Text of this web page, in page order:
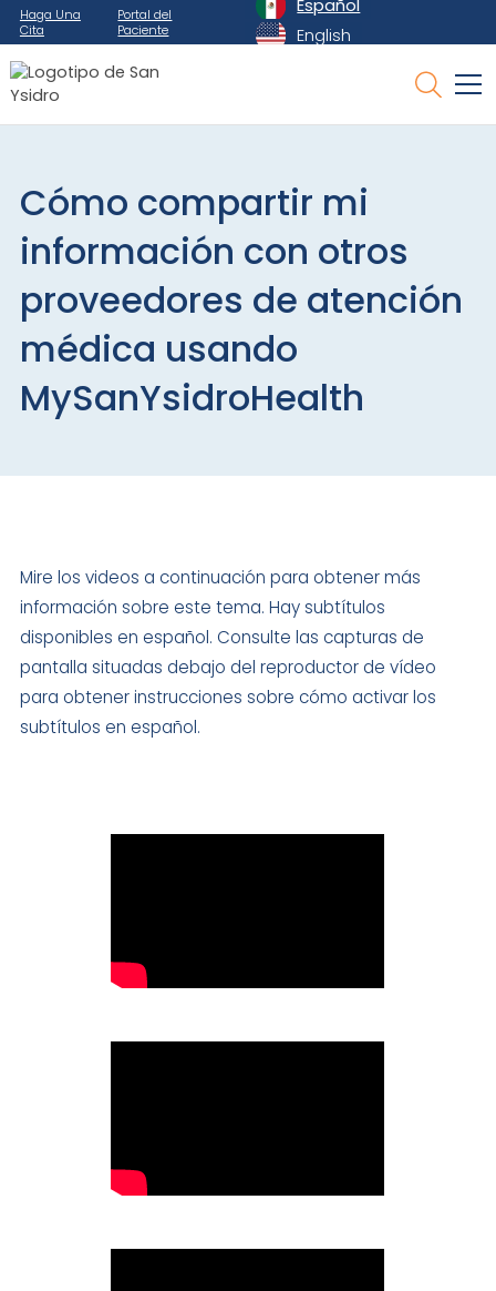
Haga Una
Cita
Portal del
Paciente
Español
English
Cómo compartir mi
información con otros
proveedores de atención
médica usando
MySanYsidroHealth
Mire los videos a continuación para obtener más
información sobre este tema. Hay subtítulos
disponibles en español. Consulte las capturas de
pantalla situadas debajo del reproductor de vídeo
para obtener instrucciones sobre cómo activar los
subtítulos en español.